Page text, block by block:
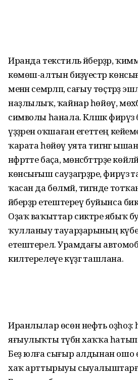
Иранда текстиль әйберҙәр,
көмөш-алтын биҙәүестәр
менән семәрләп, сағыу төҫтәрҙә
наҙлылыҡ, ҡайнар һөйөү,
символы һанала. Кәләшкә фирүзә
үҙҙәренә оҡшаған егеттең
ҡарата һөйөү уята тигәнгә
нәфрәтте баҫа, мөнәсәбәттәрҙе
көнсығыш сауҙагәрҙәре, фирүзә
ҡасан да бөлмәй, тигәнде
әйберҙәр етештереү буйынса
Оҙаҡ ваҡыттар сиктәре ябыҡ
ҡулланыу тауарҙарының
етештерелә. Урамдағы
килтерелеүе күҙгә ташлана.
Иранлылар өсөн нефть оҙһоҙ:
яғыулыҡты түбән хаҡҡа һатып
Беҙ юлға сығыр алдынан ошо
хаҡ арттырыуы